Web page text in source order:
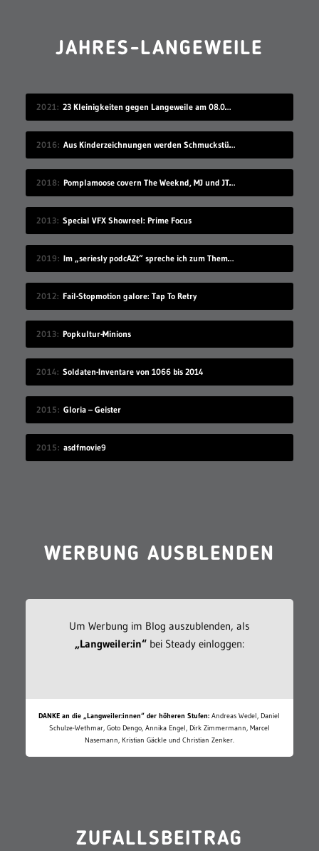
JAHRES-LANGEWEILE
2021 23 Kleinigkeiten gegen Langeweile am 08.08.2021
2016 Aus Kinderzeichnungen werden Schmuckstücke
2018 Pomplamoose covern The Weeknd, MJ und JT in sehr schönem Mashup
2013 Special VFX Showreel: Prime Focus
2019 Im „seriesly podcAZt“ spreche ich zum Thema „Algorithmus“
2012 Fail-Stopmotion galore: Tap To Retry
2013 Popkultur-Minions
2014 Soldaten-Inventare von 1066 bis 2014
2015 Gloria – Geister
2015 asdfmovie9
WERBUNG AUSBLENDEN
Um Werbung im Blog auszublenden, als
„Langweiler:in“bei Steady einloggen:
DANKE an die „Langweiler:innen“ der höheren Stufen: Andreas Wedel, Daniel
Schulze-Wethmar, Goto Dengo, Annika Engel, Dirk Zimmermann, Marcel
Nasemann, Kristian Gäckle und Christian Zenker.
ZUFALLSBEITRAG